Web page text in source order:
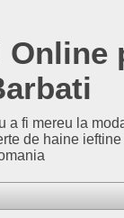
Online
a fi mereu la
de haine